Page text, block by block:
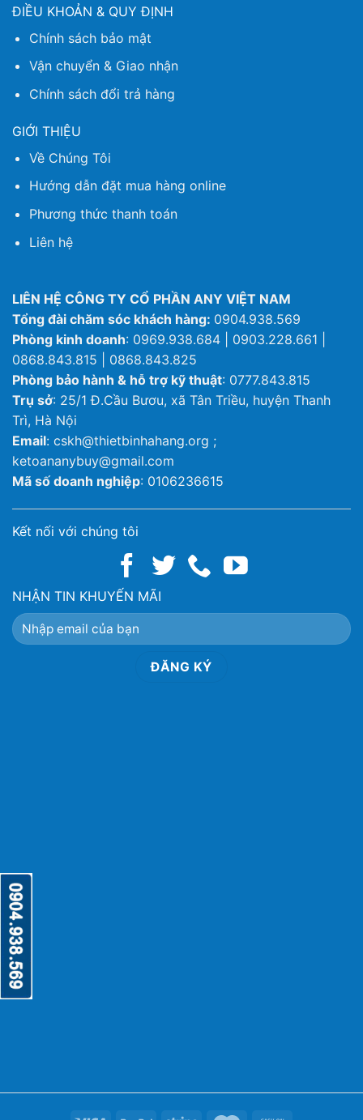
ĐIỀU KHOẢN & QUY ĐỊNH
Chính sách bảo mật
Vận chuyển & Giao nhận
Chính sách đổi trả hàng
GIỚI THIỆU
Về Chúng Tôi
Hướng dẫn đặt mua hàng online
Phương thức thanh toán
Liên hệ
LIÊN HỆ CÔNG TY CỔ PHẦN ANY VIỆT NAM
Tổng đài chăm sóc khách hàng: 0904.938.569
Phòng kinh doanh: 0969.938.684 | 0903.228.661 |
0868.843.815 | 0868.843.825
Phòng bảo hành & hỗ trợ kỹ thuật: 0777.843.815
Trụ sở: 25/1 Đ.Cầu Bươu, xã Tân Triều, huyện Thanh
Trì, Hà Nội
Email: cskh@thietbinhahang.org ;
ketoananybuy@gmail.com
Mã số doanh nghiệp: 0106236615
Kết nối với chúng tôi
NHẬN TIN KHUYẾN MÃI